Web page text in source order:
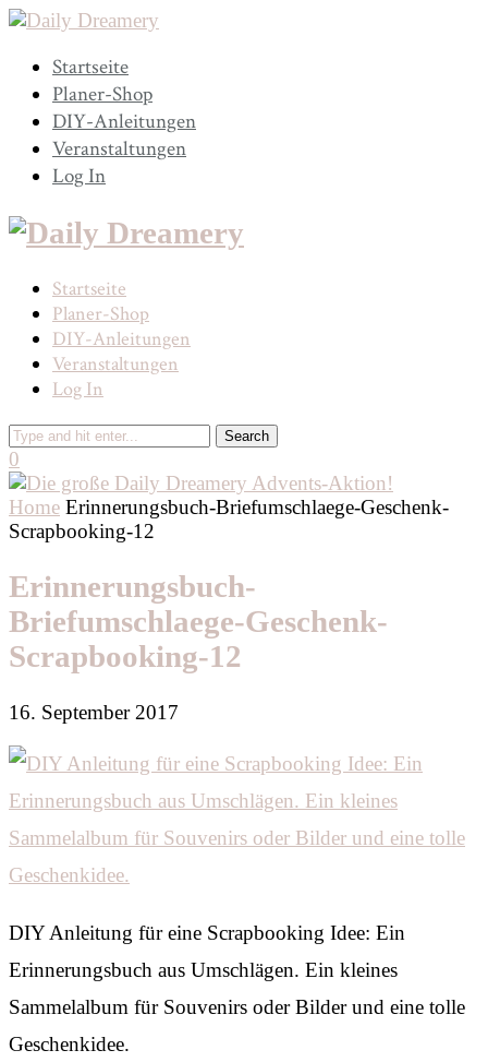
Startseite
Planer-Shop
DIY-Anleitungen
Veranstaltungen
Log In
Startseite
Planer-Shop
DIY-Anleitungen
Veranstaltungen
Log In
0
Home Erinnerungsbuch-Briefumschlaege-Geschenk-
Scrapbooking-12
Erinnerungsbuch-
Briefumschlaege-Geschenk-
Scrapbooking-12
16. September 2017
DIY Anleitung für eine Scrapbooking Idee: Ein
Erinnerungsbuch aus Umschlägen. Ein kleines
Sammelalbum für Souvenirs oder Bilder und eine tolle
Geschenkidee.